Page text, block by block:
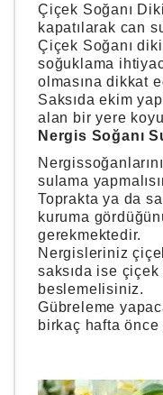
Çiçek Soğanı
kapatılarak can
Çiçek Soğanı
soğuklama
olmasına dikkat
Saksıda ekim
alan bir yere
Nergis Soğanı
sulama
Toprakta ya da
kuruma
gerekmektedir.
Nergisleriniz
saksıda ise
beslemelisiniz.
Gübreleme
birkaç hafta